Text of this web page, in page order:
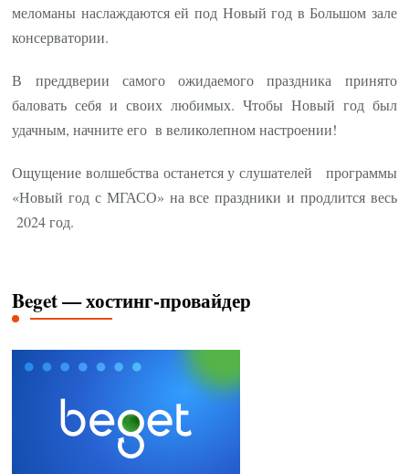
меломаны наслаждаются ей под Новый год в Большом зале
консерватории.
В преддверии самого ожидаемого праздника принято
баловать себя и своих любимых. Чтобы Новый год был
удачным, начните его в великолепном настроении!
Ощущение волшебства останется у слушателей программы
«Новый год с МГАСО» на все праздники и продлится весь
2024 год.
Beget — хостинг-провайдер